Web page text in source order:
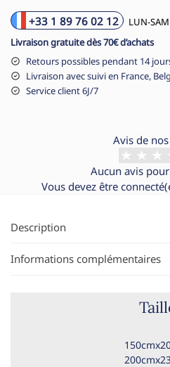
+33 1 89 76 02 12
LUN-
Livraison gratuite dès 70€ d’achats
Retours possibles pendant 14
Livraison avec suivi en France,
Service client 6J/7
Avis de
Aucun avis
Vous devez être
Description
Informations complémentaires